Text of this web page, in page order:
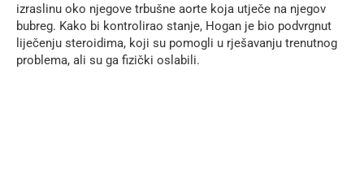
izraslinu oko njegove trbušne aorte koja utječe na njegov
bubreg. Kako bi kontrolirao stanje, Hogan je bio podvrgnut
liječenju steroidima, koji su pomogli u rješavanju trenutnog
problema, ali su ga fizički oslabili.